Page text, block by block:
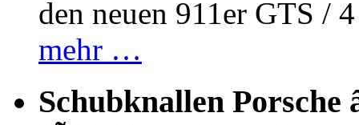
den neuen 911er GTS /
mehr …
Schubknallen Porsche